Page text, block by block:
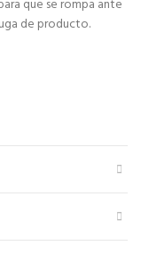
que se rompa ante
de producto.